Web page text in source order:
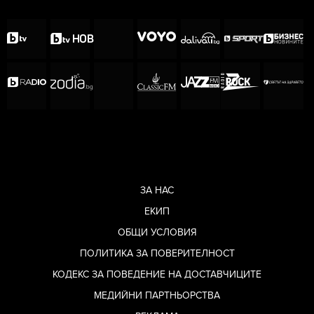
ЗА НАС
ЕКИП
ОБЩИ УСЛОВИЯ
ПОЛИТИКА ЗА ПОВЕРИТЕЛНОСТ
КОДЕКС ЗА ПОВЕДЕНИЕ НА ДОСТАВЧИЦИТЕ
МЕДИЙНИ ПАРТНЬОРСТВА